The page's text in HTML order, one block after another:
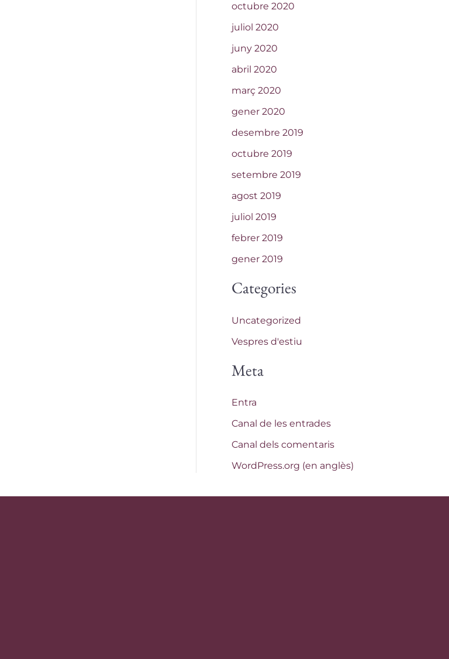
octubre 2020
juliol 2020
juny 2020
abril 2020
març 2020
gener 2020
desembre 2019
octubre 2019
setembre 2019
agost 2019
juliol 2019
febrer 2019
gener 2019
Categories
Uncategorized
Vespres d'estiu
Meta
Entra
Canal de les entrades
Canal dels comentaris
WordPress.org (en anglès)